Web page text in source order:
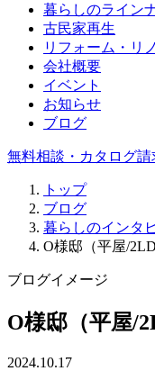
暮らしのライン
古民家再生
リフォーム・リ
会社概要
イベント
お知らせ
ブログ
無料相談・カタログ請
トップ
ブログ
暮らしのインタ
O様邸（平屋/
ブログイメージ
O様邸（平屋/
2024.10.17